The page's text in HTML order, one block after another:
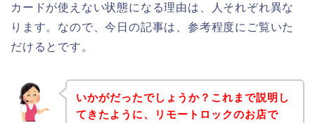
カードが使えない状態になる理由は、人それぞれ異な
ります。なので、今日の記事は、参考程度にご覧いた
だけるとです。
いかがだったでしょうか？これまで説明し
てきたように、リモートロックのお店で